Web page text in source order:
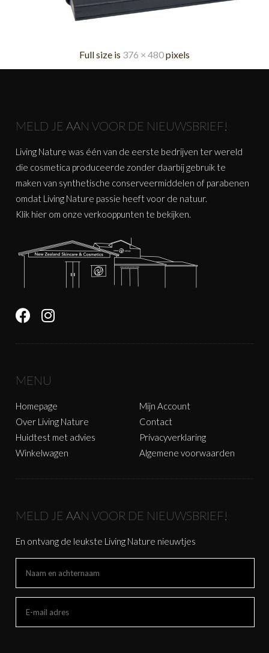
Full size is 376 × 480pixels
MELD JE AAN VOOR DE NIEUWSBRIEF!
Living Nature was één van de eerste bedrijven ter wereld
die cosmetica produceerde zonder daarbij gebruik te
maken van synthetische conserveermiddelen of parabenen
omdat Living Nature passie heeft voor de natuur.
Klik hier om onze verkooppunten te bekijken.
MENU
Homepage
Over Living Nature
Huidtest met advies
Winkelwagen
Mijn Account
Contact
Privacyverklaring
Algemene voorwaarden
MELD JE AAN VOOR DE NIEUWSBRIEF!
En ontvang de leukste Living Nature nieuwtjes